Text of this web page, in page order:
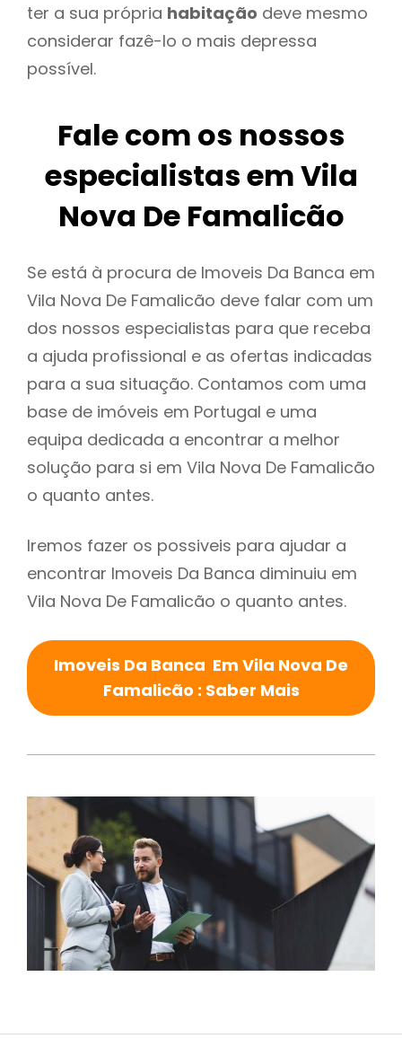
ter a sua própria habitação deve mesmo
considerar fazê-lo o mais depressa
possível.
Fale com os nossos
especialistas em Vila
Nova De Famalicão
Se está à procura de Imoveis Da Banca em
Vila Nova De Famalicão deve falar com um
dos nossos especialistas para que receba
a ajuda profissional e as ofertas indicadas
para a sua situação. Contamos com uma
base de imóveis em Portugal e uma
equipa dedicada a encontrar a melhor
solução para si em Vila Nova De Famalicão
o quanto antes.
Iremos fazer os possiveis para ajudar a
encontrar Imoveis Da Banca diminuiu em
Vila Nova De Famalicão o quanto antes.
Imoveis Da Banca Em Vila Nova De
Famalicão : Saber Mais